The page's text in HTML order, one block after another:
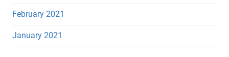
February 2021
January 2021